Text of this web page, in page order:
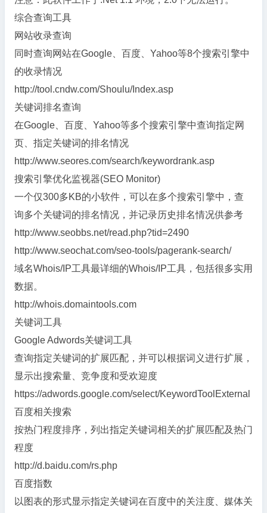
综合查询工具
网站收录查询
同时查询网站在Google、百度、Yahoo等8个搜索引擎中
的收录情况
http://tool.cndw.com/Shoulu/Index.asp
关键词排名查询
在Google、百度、Yahoo等多个搜索引擎中查询指定网
页、指定关键词的排名情况
http://www.seores.com/search/keywordrank.asp
搜索引擎优化监视器(SEO Monitor)
一个仅300多KB的小软件，可以在多个搜索引擎中，查
询多个关键词的排名情况，并记录历史排名情况供参考
http://www.seobbs.net/read.php?tid=2490
http://www.seochat.com/seo-tools/pagerank-search/
域名Whois/IP工具最详细的Whois/IP工具，包括很多实用
数据。
http://whois.domaintools.com
关键词工具
Google Adwords关键词工具
查询指定关键词的扩展匹配，并可以根据词义进行扩展，
显示出搜索量、竞争度和受欢迎度
https://adwords.google.com/select/KeywordToolExternal
百度相关搜索
按热门程度排序，列出指定关键词相关的扩展匹配及热门
程度
http://d.baidu.com/rs.php
百度指数
以图表的形式显示指定关键词在百度中的关注度、媒体关